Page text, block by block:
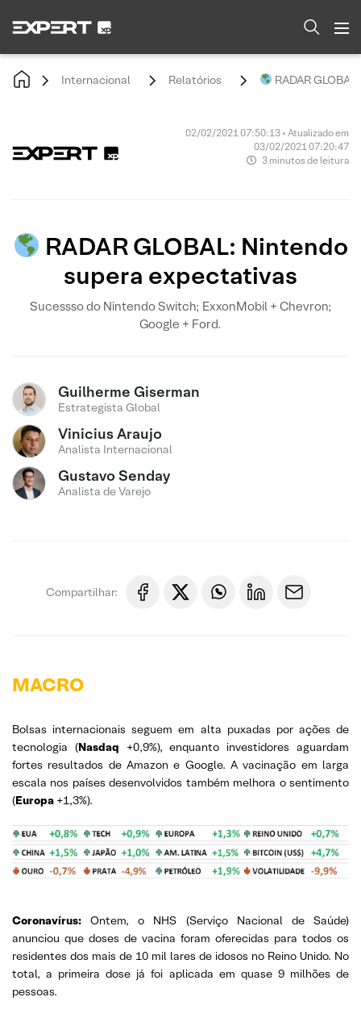
Internacional Relatórios RADAR
02/02/2021 07:50:13 • Atualizado em
03/02/2021 07:20:47
3 minutos de leitura
RADAR GLOBAL: Nintendo
supera expectativas
Sucessso do Nintendo Switch; ExxonMobil + Chevron;
Google + Ford.
Guilherme Giserman
Estrategista Global
Vinicius Araujo
Analista Internacional
Gustavo Senday
Analista de Varejo
Compartilhar:
MACRO
Bolsas internacionais seguem em alta puxadas por ações de
tecnologia (Nasdaq +0,9%), enquanto investidores aguardam
fortes resultados de Amazon e Google. A vacinação em larga
escala nos países desenvolvidos também melhora o sentimento
(Europa +1,3%).
Coronavírus:Ontem, o NHS (Serviço Nacional de Saúde)
anunciou que doses de vacina foram oferecidas para todos os
residentes dos mais de 10 mil lares de idosos no Reino Unido. No
total, a primeira dose já foi aplicada em quase 9 milhões de
pessoas.